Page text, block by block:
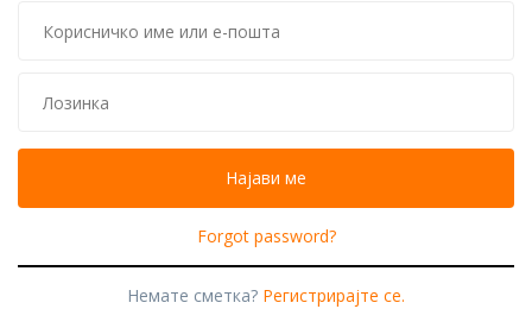
Forgot password?
Немате сметка? Регистрирајте се.